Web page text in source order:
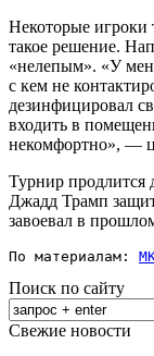
Некоторые игроки
такое решение.
«нелепым». «У
с кем не
дезинфицировал
входить в
некомфортно», —
Турнир продлится
Джадд Трамп
завоевал в
По материалам:
Поиск по сайту
Свежие новости